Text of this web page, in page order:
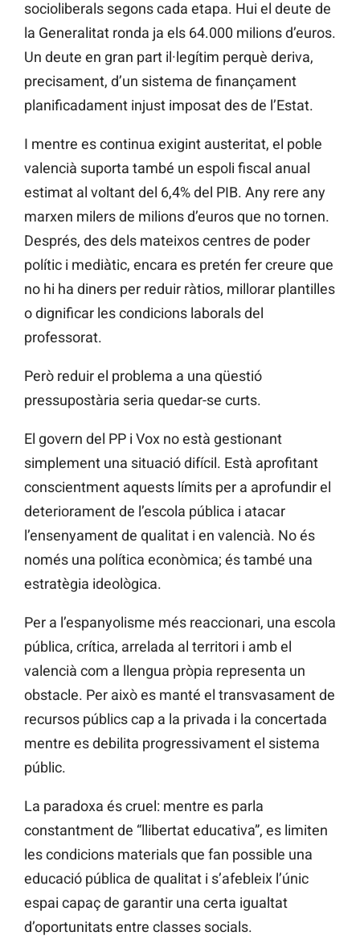
socioliberals segons cada etapa. Hui el deute de
la Generalitat ronda ja els 64.000 milions d’euros.
Un deute en gran part il·legítim perquè deriva,
precisament, d’un sistema de finançament
planificadament injust imposat des de l’Estat.
I mentre es continua exigint austeritat, el poble
valencià suporta també un espoli fiscal anual
estimat al voltant del 6,4% del PIB. Any rere any
marxen milers de milions d’euros que no tornen.
Després, des dels mateixos centres de poder
polític i mediàtic, encara es pretén fer creure que
no hi ha diners per reduir ràtios, millorar plantilles
o dignificar les condicions laborals del
professorat.
Però reduir el problema a una qüestió
pressupostària seria quedar-se curts.
El govern del PP i Vox no està gestionant
simplement una situació difícil. Està aprofitant
conscientment aquests límits per a aprofundir el
deteriorament de l’escola pública i atacar
l’ensenyament de qualitat i en valencià. No és
només una política econòmica; és també una
estratègia ideològica.
Per a l’espanyolisme més reaccionari, una escola
pública, crítica, arrelada al territori i amb el
valencià com a llengua pròpia representa un
obstacle. Per això es manté el transvasament de
recursos públics cap a la privada i la concertada
mentre es debilita progressivament el sistema
públic.
La paradoxa és cruel: mentre es parla
constantment de “llibertat educativa”, es limiten
les condicions materials que fan possible una
educació pública de qualitat i s’afebleix l’únic
espai capaç de garantir una certa igualtat
d’oportunitats entre classes socials.